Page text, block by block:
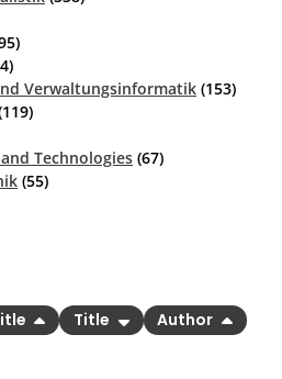
Verwaltungsinformatik (153)
Technologies (67)
(55)
Title
Author